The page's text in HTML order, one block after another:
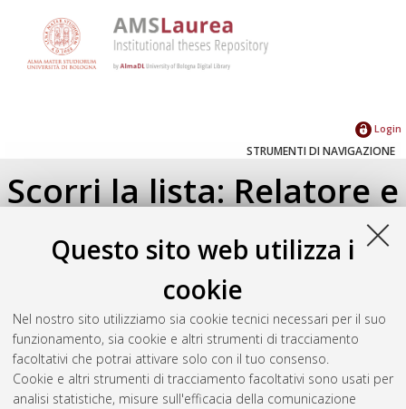
Questo sito web utilizza i
cookie
Nel nostro sito utilizziamo sia cookie tecnici necessari per il suo
funzionamento, sia cookie e altri strumenti di tracciamento
facoltativi che potrai attivare solo con il tuo consenso.
Cookie e altri strumenti di tracciamento facoltativi sono usati per
analisi statistiche, misure sull'efficacia della comunicazione
Login
STRUMENTI DI NAVIGAZIONE
Scorri la lista: Relatore e
Correlatore
Seleziona un valore dall'elenco sottostante.
2022(1)
Atom